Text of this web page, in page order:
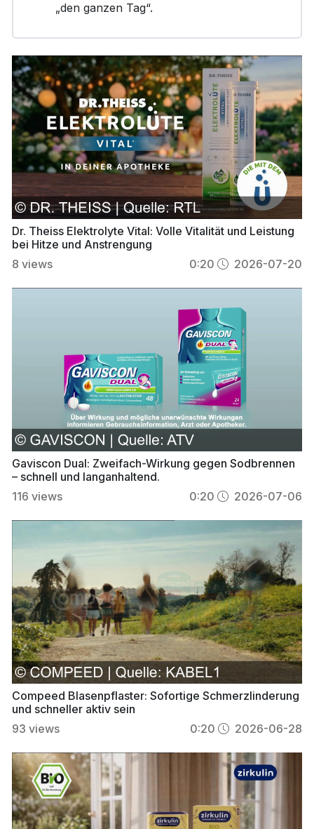
„den ganzen Tag“.
Dr. Theiss Elektrolyte Vital: Volle Vitalität und Leistung
bei Hitze und Anstrengung
8 views 0:20 2026-07-20
Gaviscon Dual: Zweifach-Wirkung gegen Sodbrennen
– schnell und langanhaltend.
116 views 0:20 2026-07-06
Compeed Blasenpflaster: Sofortige Schmerzlinderung
und schneller aktiv sein
93 views 0:20 2026-06-28